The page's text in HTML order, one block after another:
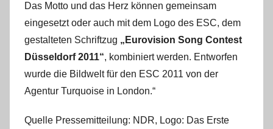
Das Motto und das Herz können gemeinsam
eingesetzt oder auch mit dem Logo des ESC, dem
gestalteten Schriftzug „Eurovision Song Contest
Düsseldorf 2011“, kombiniert werden. Entworfen
wurde die Bildwelt für den ESC 2011 von der
Agentur Turquoise in London.“
Quelle Pressemitteilung: NDR, Logo: Das Erste